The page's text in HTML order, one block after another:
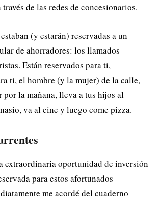
de las redes de concesionarios.
(y estarán) reservadas a un
de ahorradores: los llamados
Están reservados para ti,
ti, el hombre (y la mujer) de la calle,
por la mañana, lleva a tus hijos al
va al cine y luego come pizza.
extraordinaria oportunidad de inversión
para estos afortunados
me acordé del cuaderno